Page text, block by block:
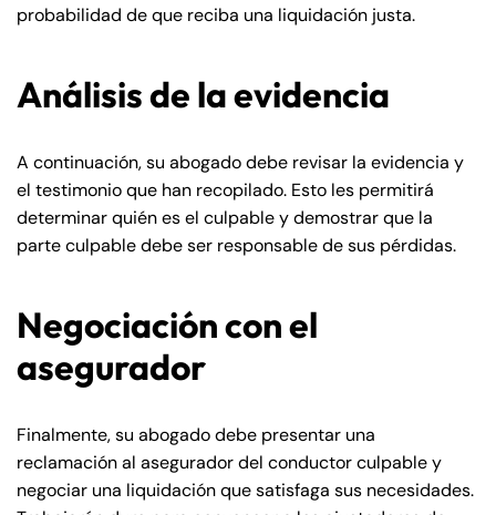
probabilidad de que reciba una liquidación justa.
Análisis de la evidencia
A continuación, su abogado debe revisar la evidencia y
el testimonio que han recopilado. Esto les permitirá
determinar quién es el culpable y demostrar que la
parte culpable debe ser responsable de sus pérdidas.
Negociación con el
asegurador
Finalmente, su abogado debe presentar una
reclamación al asegurador del conductor culpable y
negociar una liquidación que satisfaga sus necesidades.